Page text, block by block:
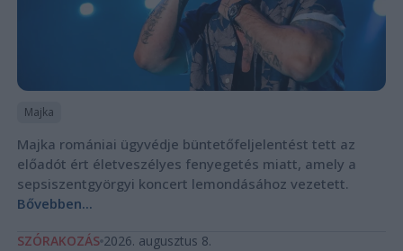
Majka
Majka romániai ügyvédje büntetőfeljelentést tett az
előadót ért életveszélyes fenyegetés miatt, amely a
sepsiszentgyörgyi koncert lemondásához vezetett.
Bővebben...
SZÓRAKOZÁS 2026. augusztus 8.